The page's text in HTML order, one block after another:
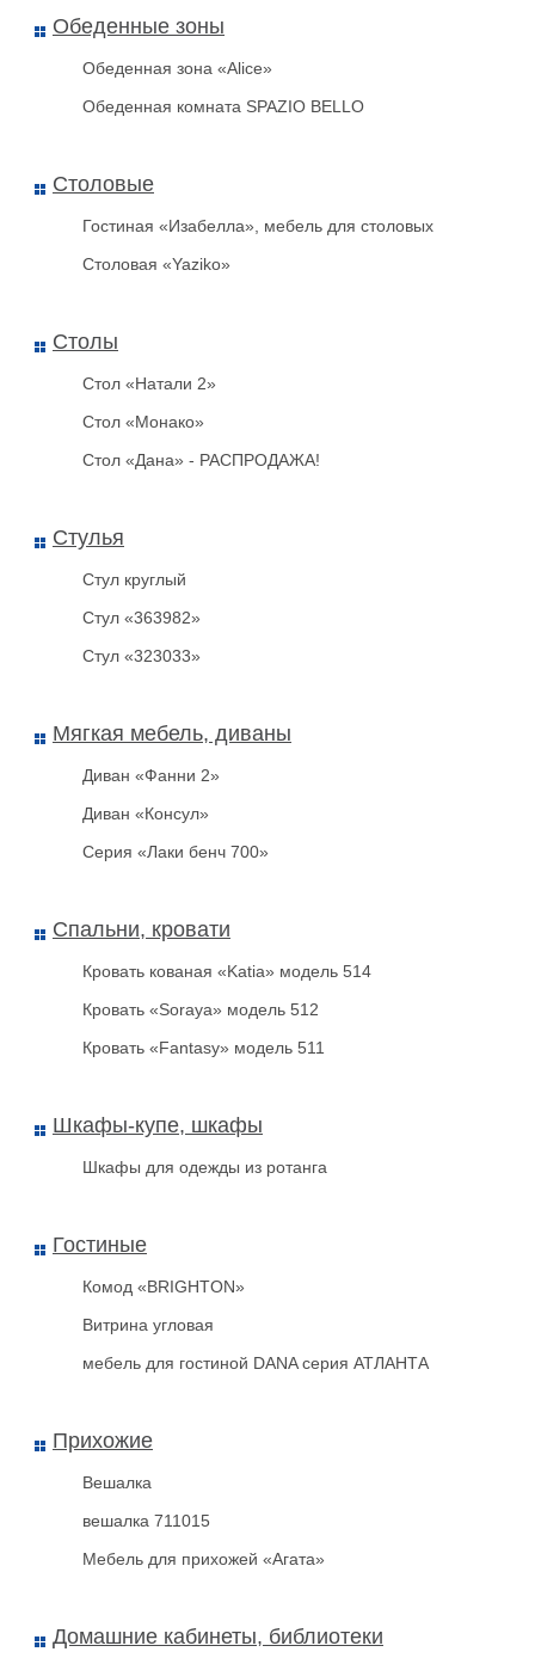
Обеденные зоны
Обеденная зона «Alice»
Обеденная комната SPAZIO BELLO
Столовые
Гостиная «Изабелла», мебель для столовых
Столовая «Yaziko»
Столы
Стол «Натали 2»
Стол «Монако»
Стол «Дана» - РАСПРОДАЖА!
Стулья
Стул круглый
Стул «363982»
Стул «323033»
Мягкая мебель, диваны
Диван «Фанни 2»
Диван «Консул»
Серия «Лаки бенч 700»
Спальни, кровати
Кровать кованая «Katia» модель 514
Кровать «Soraya» модель 512
Кровать «Fantasy» модель 511
Шкафы-купе, шкафы
Шкафы для одежды из ротанга
Гостиные
Комод «BRIGHTON»
Витрина угловая
мебель для гостиной DANA серия АТЛАНТА
Прихожие
Вешалка
вешалка 711015
Мебель для прихожей «Агата»
Домашние кабинеты, библиотеки